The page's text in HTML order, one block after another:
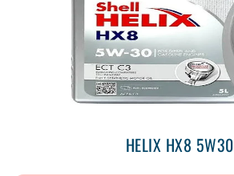
HELIX HX8 5W30